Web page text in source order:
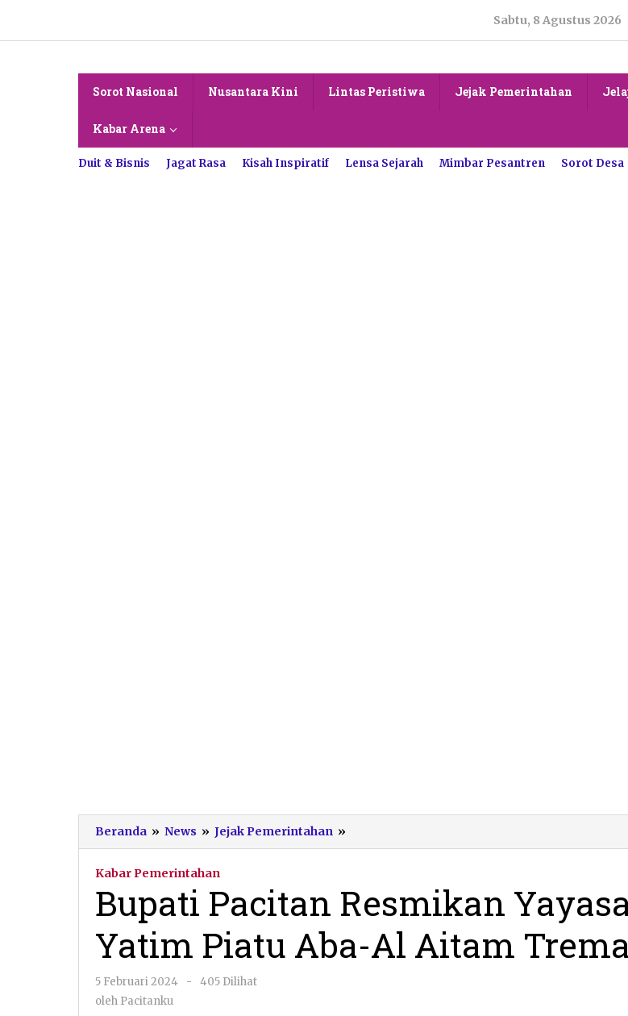
konten
Sabtu, 8 Agustus 2026
Sorot Nasional Nusantara Kini Lintas Peristiwa Jejak Pemerintahan
Kabar Arena
Duit & Bisnis Jagat Rasa Kisah Inspiratif Lensa Sejarah Mimbar Pesantren Sorot Desa
Beranda » News » Jejak Pemerintahan »
Pacitan
Yatim
Piatu
Al
Kabar Pemerintahan
Bupati Pacitan Resmikan
Yatim Piatu Aba-Al Aitam
5 Februari 2024
oleh
-
405 Dilihat
oleh Pacitanku